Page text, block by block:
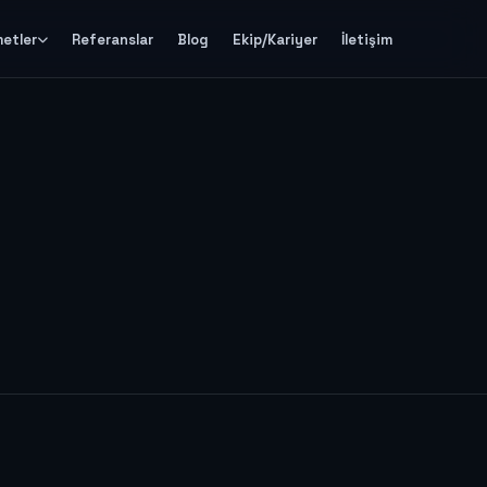
Referanslar Blog Ekip/Kariyer İletişim